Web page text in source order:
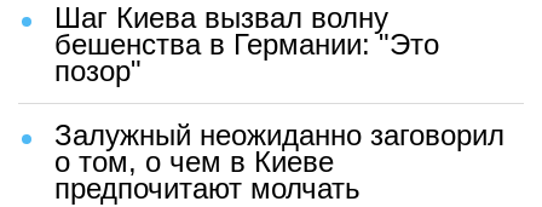
Шаг Киева вызвал волну
бешенства в Германии: "Это
позор"
Залужный неожиданно заговорил
о том, о чем в Киеве
предпочитают молчать